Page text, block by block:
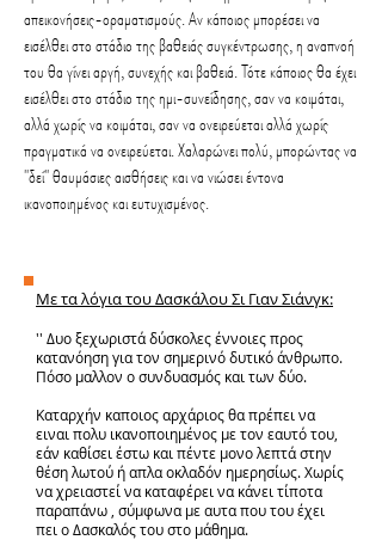
απεικονήσεις-οραματισμούς. Αν κάποιος μπορέσει να
εισέλθει στο στάδιο της βαθειάς συγκέντρωσης, η αναπνοή
του θα γίνει αργή, συνεχής και βαθειά. Τότε κάποιος θα έχει
εισέλθει στο στάδιο της ημι-συνείδησης, σαν να κοιμάται,
αλλά χωρίς να κοιμάται, σαν να ονειρεύεται αλλά χωρίς
πραγματικά να ονειρεύεται. Χαλαρώνει πολύ, μπορώντας να
''δεί'' θαυμάσιες αισθήσεις και να νιώσει έντονα
ικανοποιημένος και ευτυχισμένος.
Με τα λόγια του Δασκάλου Σι Γιαν Σιάνγκ:
'' Δυο ξεχωριστά δύσκολες έννοιες προς
κατανόηση για τον σημερινό δυτικό άνθρωπο.
Πόσο μαλλον ο συνδυασμός και των δύο.
Καταρχήν καποιος αρχάριος θα πρέπει να
ειναι πολυ ικανοποιημένος με τον εαυτό του,
εάν καθίσει έστω και πέντε μονο λεπτά στην
θέση λωτού ή απλα οκλαδόν ημερησίως. Χωρίς
να χρειαστεί να καταφέρει να κάνει τίποτα
παραπάνω , σύμφωνα με αυτα που του έχει
πει ο Δασκαλός του στο μάθημα.